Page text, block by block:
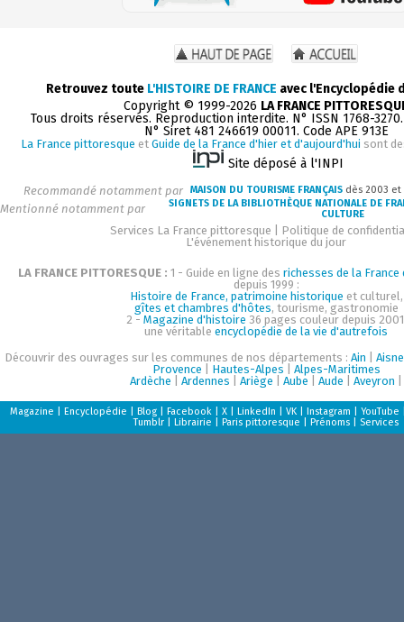
Retrouvez toute L'HISTOIRE DE FRANCE avec l'Encyclopédie
Copyright © 1999-2026 LA FRANCE
Tous droits réservés. Reproduction interdite. N° ISSN 1768-
N° Siret 481 246619 00011. Code APE 913E
La France pittoresque et Guide de la France d'hier et d'aujourd'hui sont
Site déposé à l'INPI
Recommandé notamment par MAISON DU TOURISME FRANÇAIS dès 2003 et
Mentionné notamment par
SIGNETS DE LA BIBLIOTHÈQUE NATIONALE DE
CULTURE
Services La France pittoresque
Politique de
L'événement historique du jour
LA FRANCE PITTORESQUE : 1 - Guide en ligne des richesses de la
depuis 1999 :
Histoire de France, patrimoine historique et culturel,
gîtes et chambres d'hôtes, tourisme, gastronomie
2 - Magazine d'histoire 36 pages couleur depuis
une véritable encyclopédie de la vie d'autrefois
Découvrir des ouvrages sur les communes de nos départements : Ain
Aisne
Provence
Hautes-Alpes
Alpes-Maritimes
Ardèche
Ardennes Ariège Aube Aude Aveyron
Magazine Encyclopédie Blog Facebook X LinkedIn VK Instagram YouTube
Tumblr
Librairie Paris pittoresque Prénoms Services